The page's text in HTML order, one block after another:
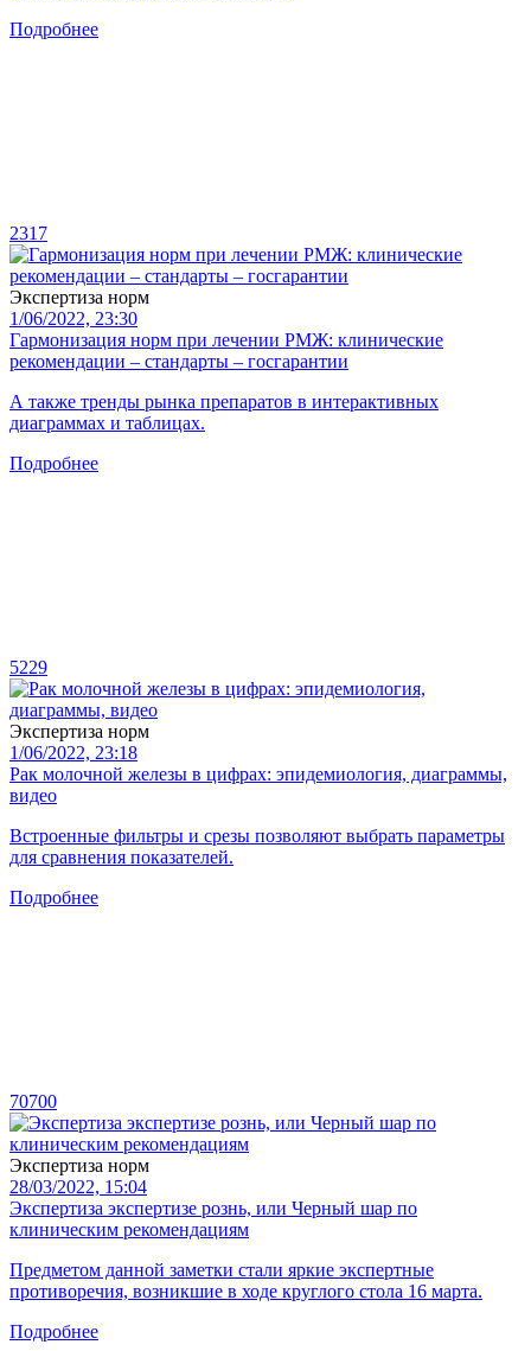
Подробнее
2317
Экспертиза норм
1/06/2022, 23:30
Гармонизация норм при лечении РМЖ: клинические
рекомендации – стандарты – госгарантии
А также тренды рынка препаратов в интерактивных
диаграммах и таблицах.
Подробнее
5229
Экспертиза норм
1/06/2022, 23:18
Рак молочной железы в цифрах: эпидемиология, диаграммы,
видео
Встроенные фильтры и срезы позволяют выбрать параметры
для сравнения показателей.
Подробнее
70700
Экспертиза норм
28/03/2022, 15:04
Экспертиза экспертизе рознь, или Черный шар по
клиническим рекомендациям
Предметом данной заметки стали яркие экспертные
противоречия, возникшие в ходе круглого стола 16 марта.
Подробнее